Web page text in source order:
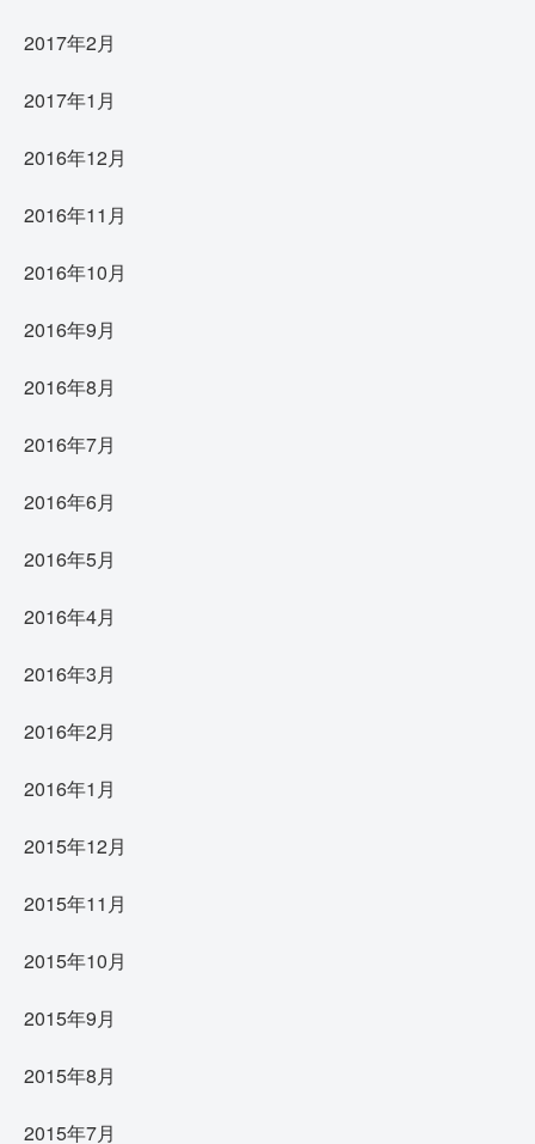
2017年2月
2017年1月
2016年12月
2016年11月
2016年10月
2016年9月
2016年8月
2016年7月
2016年6月
2016年5月
2016年4月
2016年3月
2016年2月
2016年1月
2015年12月
2015年11月
2015年10月
2015年9月
2015年8月
2015年7月